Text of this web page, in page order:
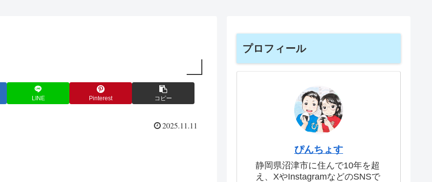
LINE Pinterest コピー
2025.11.11
プロフィール
ぴんちょす
静岡県沼津市に住んで10年を超
え、XやInstagramなどのSNSで